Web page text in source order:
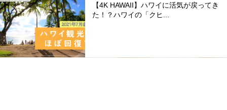
【4K HAWAII】ハワイに活気が戻ってき
た！？ハワイの「クヒ...